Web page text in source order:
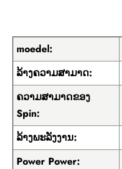
moedel:
ລ້າງຄວາມສາມາດ:
ຄວາມສາມາດຂອງ
Spin:
ລ້າງພະລັງງານ:
Power Power: